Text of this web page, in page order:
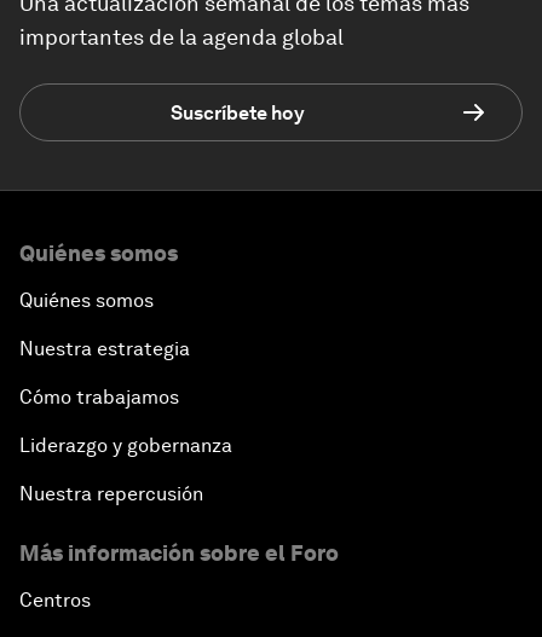
importantes de la agenda global
Suscríbete hoy
Quiénes somos
Quiénes somos
Nuestra estrategia
Cómo trabajamos
Liderazgo y gobernanza
Nuestra repercusión
Más información sobre el Foro
Centros